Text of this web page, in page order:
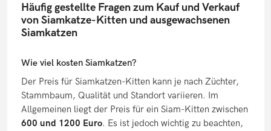
Häufig gestellte Fragen zum Kauf und Verkauf
von Siamkatze-Kitten und ausgewachsenen
Siamkatzen
Wie viel kosten Siamkatzen?
Der Preis für Siamkatzen-Kitten kann je nach Züchter,
Stammbaum, Qualität und Standort variieren. Im
Allgemeinen liegt der Preis für ein Siam-Kitten zwischen
600 und 1200 Euro. Es ist jedoch wichtig zu beachten,